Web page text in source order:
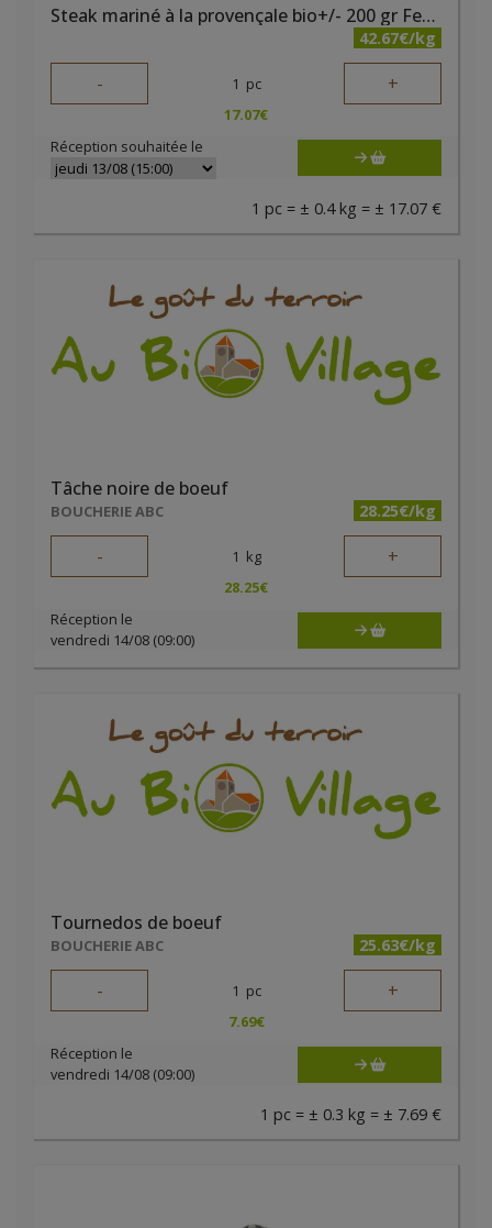
Steak mariné à la provençale bio+/- 200 gr Ferme des Noyers
42.67€/kg
- 1 pc +
17.07€
Réception souhaitée le
1 pc = ± 0.4 kg = ± 17.07 €
Tâche noire de boeuf
BOUCHERIE ABC 28.25€/kg
- 1 kg +
28.25€
Réception le
vendredi 14/08 (09:00)
Tournedos de boeuf
BOUCHERIE ABC 25.63€/kg
- 1 pc +
7.69€
Réception le
vendredi 14/08 (09:00)
1 pc = ± 0.3 kg = ± 7.69 €